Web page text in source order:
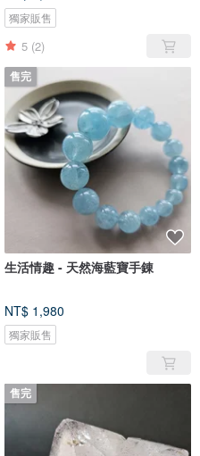
獨家販售
5 (2)
售完
生活情趣 - 天然海藍寶手錬
NT$ 1,980
獨家販售
售完